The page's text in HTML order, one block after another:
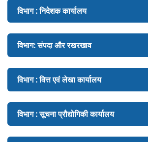
विभाग : निदेशक कार्यालय
विभाग: संपदा और रखरखाव
विभाग : वित्त एवं लेखा कार्यालय
विभाग : सूचना प्रौद्योगिकी कार्यालय